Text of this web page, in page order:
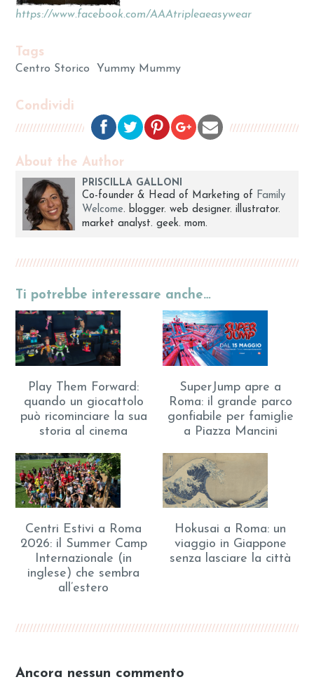
https://www.facebook.com/AAAtripleaeasywear
Tags
Centro Storico Yummy Mummy
Condividi
About the Author
PRISCILLA GALLONI
Co-founder & Head of Marketing of Family
Welcome. blogger. web designer. illustrator.
market analyst. geek. mom.
Ti potrebbe interessare anche…
Play Them Forward:
quando un giocattolo
può ricominciare la sua
storia al cinema
SuperJump apre a
Roma: il grande parco
gonfiabile per famiglie
a Piazza Mancini
Centri Estivi a Roma
2026: il Summer Camp
Internazionale (in
inglese) che sembra
all’estero
Hokusai a Roma: un
viaggio in Giappone
senza lasciare la città
Ancora nessun commento